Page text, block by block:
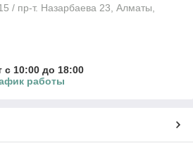
/ пр-т. Назарбаева 23, Алматы,
с 10:00 до 18:00
работы